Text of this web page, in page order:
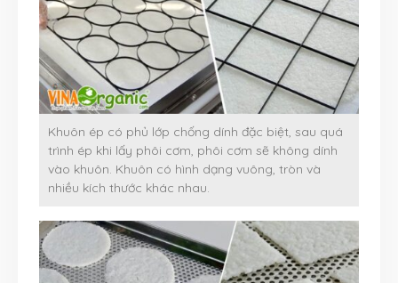
Khuôn ép có phủ lớp chống dính đặc biệt, sau quá
trình ép khi lấy phôi cơm, phôi cơm sẽ không dính
vào khuôn. Khuôn có hình dạng vuông, tròn và
nhiều kích thước khác nhau.